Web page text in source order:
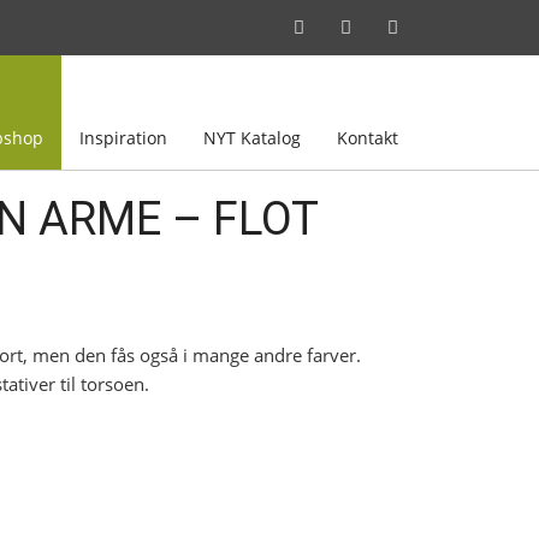
Inspiration NYT Katalog Kontakt
ARME – FLOT
men den fås også i mange andre farver.
til torsoen.